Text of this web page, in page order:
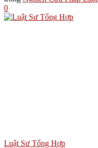
0
Luật Sư Tổng Hợp